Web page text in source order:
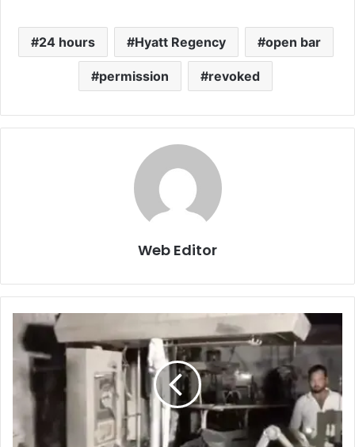
24 hours Hyatt Regency open bar
permission revoked
Web Editor